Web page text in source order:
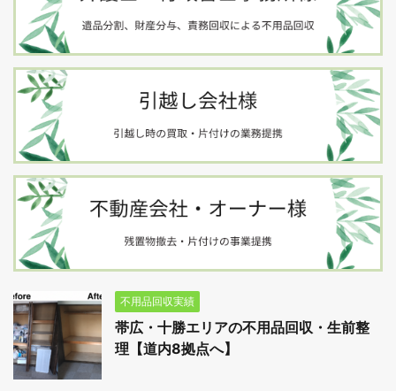
不用品回収実績
帯広・十勝エリアの不用品回収・生前整
理【道内8拠点へ】